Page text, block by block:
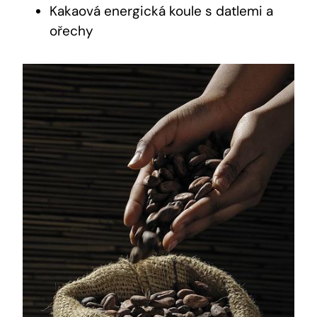
Kakaová energická koule s datlemi a
ořechy